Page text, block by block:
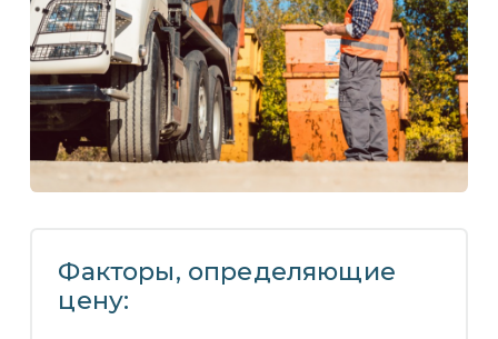
Факторы, определяющие
цену: